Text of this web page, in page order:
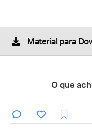
Material para
O que